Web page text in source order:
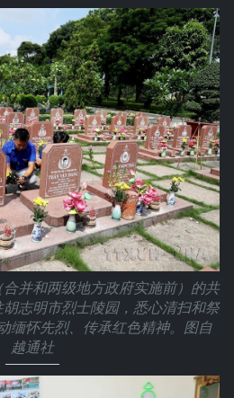
并和两级地方政府实施前）的共
志明市烈士陵园，悉心清扫和祭
缅怀先烈、传承红色精神。图自
越通社